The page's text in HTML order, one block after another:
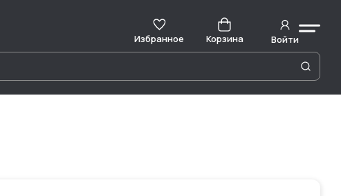
Избранное Корзина Войти